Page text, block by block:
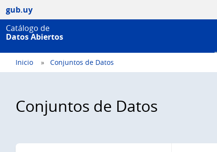
gub.uy
Catálogo de
Datos Abiertos
Inicio Conjuntos de Datos
Conjuntos de Datos